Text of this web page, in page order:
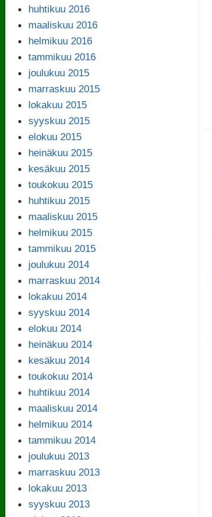
huhtikuu 2016
maaliskuu 2016
helmikuu 2016
tammikuu 2016
joulukuu 2015
marraskuu 2015
lokakuu 2015
syyskuu 2015
elokuu 2015
heinäkuu 2015
kesäkuu 2015
toukokuu 2015
huhtikuu 2015
maaliskuu 2015
helmikuu 2015
tammikuu 2015
joulukuu 2014
marraskuu 2014
lokakuu 2014
syyskuu 2014
elokuu 2014
heinäkuu 2014
kesäkuu 2014
toukokuu 2014
huhtikuu 2014
maaliskuu 2014
helmikuu 2014
tammikuu 2014
joulukuu 2013
marraskuu 2013
lokakuu 2013
syyskuu 2013